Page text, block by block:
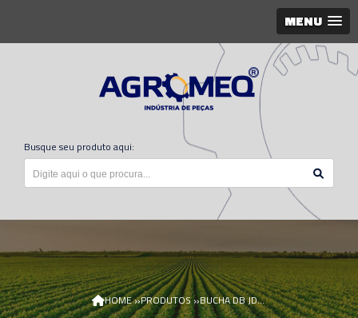
MENU
Busque seu produto aqui:
HOME»PRODUTOS» BUCHA DB JD CQ76563/AGR